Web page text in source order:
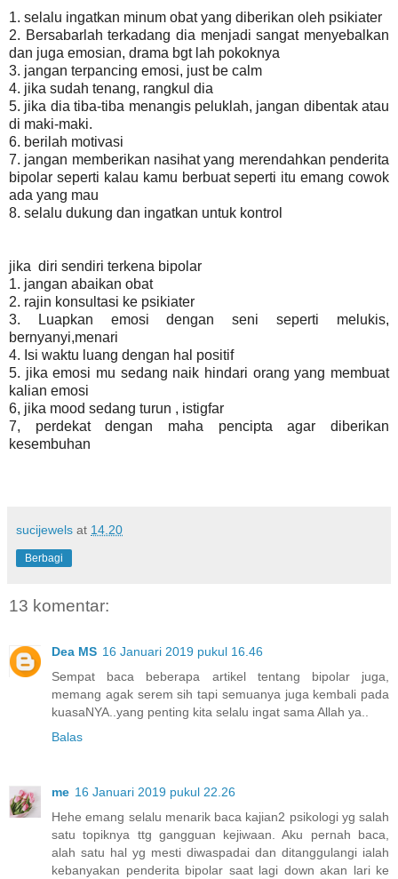
1. selalu ingatkan minum obat yang diberikan oleh psikiater
2. Bersabarlah terkadang dia menjadi sangat menyebalkan
dan juga emosian, drama bgt lah pokoknya
3. jangan terpancing emosi, just be calm
4. jika sudah tenang, rangkul dia
5. jika dia tiba-tiba menangis peluklah, jangan dibentak atau
di maki-maki.
6. berilah motivasi
7. jangan memberikan nasihat yang merendahkan penderita
bipolar seperti kalau kamu berbuat seperti itu emang cowok
ada yang mau
8. selalu dukung dan ingatkan untuk kontrol
jika diri sendiri terkena bipolar
1. jangan abaikan obat
2. rajin konsultasi ke psikiater
3. Luapkan emosi dengan seni seperti melukis,
bernyanyi,menari
4. Isi waktu luang dengan hal positif
5. jika emosi mu sedang naik hindari orang yang membuat
kalian emosi
6, jika mood sedang turun , istigfar
7, perdekat dengan maha pencipta agar diberikan
kesembuhan
sucijewels at 14.20
Berbagi
13 komentar:
Dea MS 16 Januari 2019 pukul 16.46
Sempat baca beberapa artikel tentang bipolar juga,
memang agak serem sih tapi semuanya juga kembali pada
kuasaNYA..yang penting kita selalu ingat sama Allah ya..
Balas
me 16 Januari 2019 pukul 22.26
Hehe emang selalu menarik baca kajian2 psikologi yg salah
satu topiknya ttg gangguan kejiwaan. Aku pernah baca,
alah satu hal yg mesti diwaspadai dan ditanggulangi ialah
kebanyakan penderita bipolar saat lagi down akan lari ke